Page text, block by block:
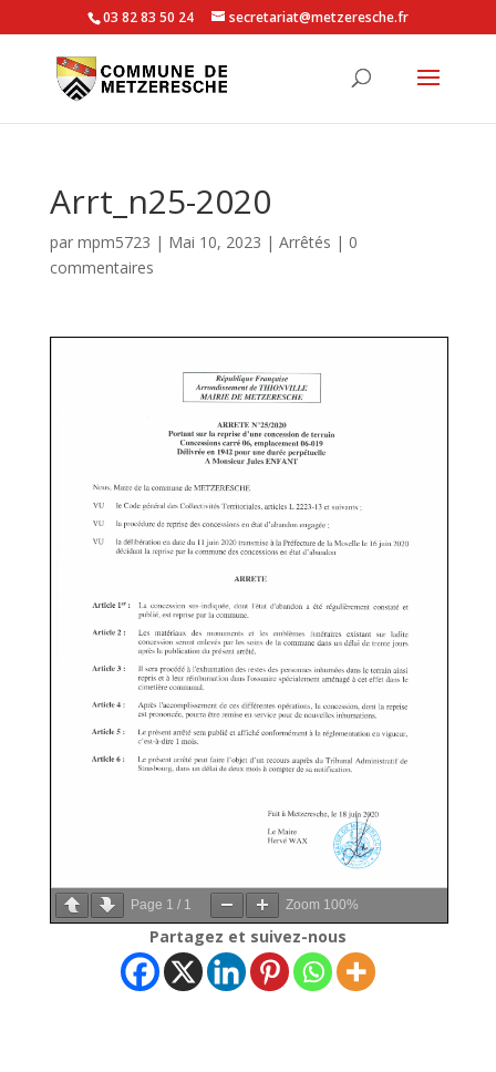
03 82 83 50 24 secretariat@metzeresche.fr
Arrt_n25-2020
par mpm5723 | Mai 10, 2023 | Arrêtés | 0
commentaires
Page 1 / 1 Zoom 100%
Partagez et suivez-nous